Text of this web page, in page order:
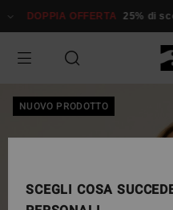
alle
prodotto
DOPPIA OFFERTA 25% di
NUOVO PRODOTTO
SCEGLI COSA